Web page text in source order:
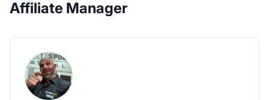
Affiliate Manager